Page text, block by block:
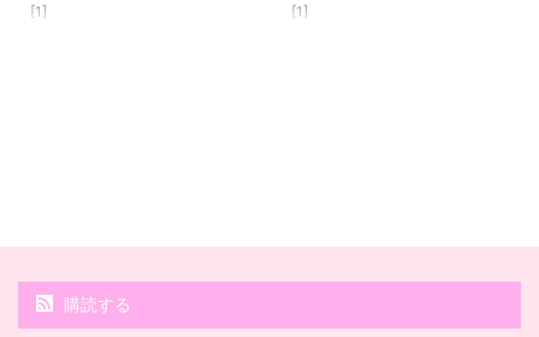
[1] [1]
購読する